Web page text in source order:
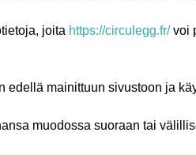
joita https://circulegg.fr/voi
edellä mainittuun sivustoon ja
muodossa suoraan tai